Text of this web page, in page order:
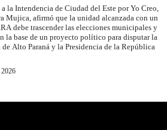
la Intendencia de Ciudad del Este por Yo Creo,
Mujica, afirmó que la unidad alcanzada con un
debe trascender las elecciones municipales y
la base de un proyecto político para disputar la
Alto Paraná y la Presidencia de la República
2026